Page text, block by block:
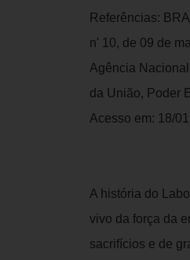
Referências:
n' 10, de 09 de
Agência
da União, Poder
Acesso em: 18/
A história do
vivo da força da
sacrifícios e de